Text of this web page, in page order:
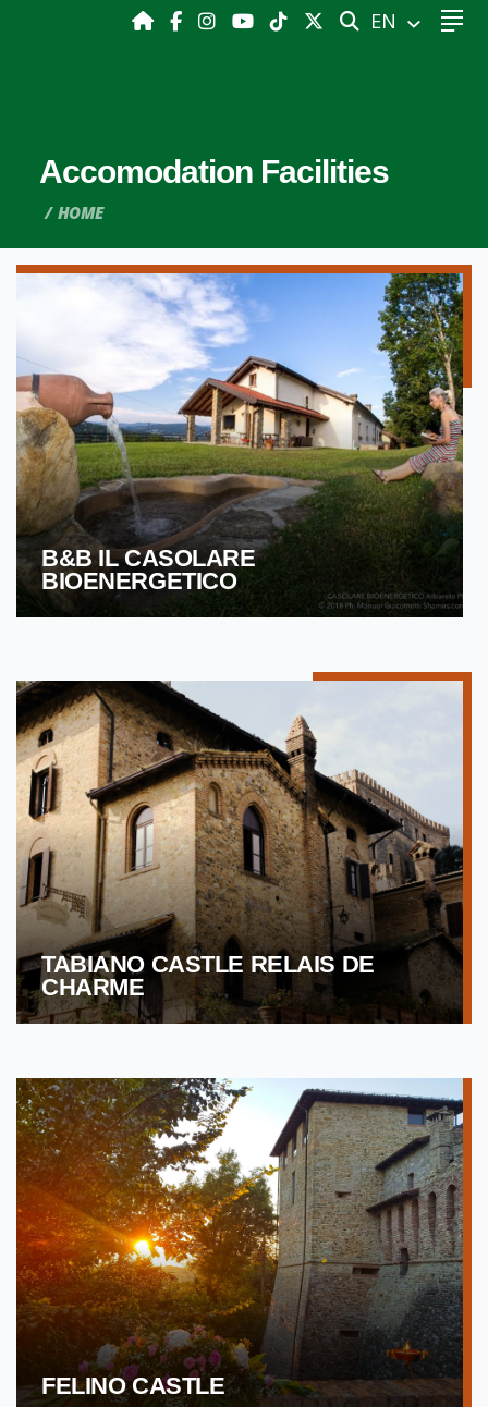
SEARCH
EN
Accomodation Facilities
HOME
B&B IL CASOLARE
BIOENERGETICO
TABIANO CASTLE RELAIS DE
CHARME
FELINO CASTLE